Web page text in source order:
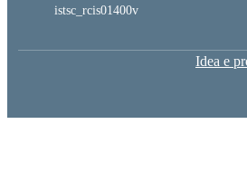
istsc_rcis01400v
Idea e